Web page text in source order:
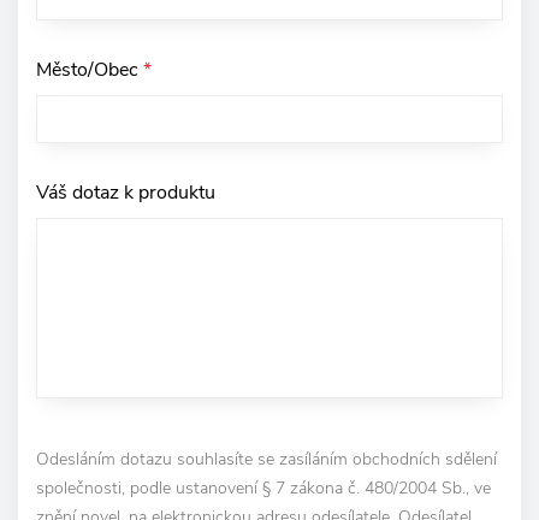
Město/Obec*
Váš dotaz k produktu
Odesláním dotazu souhlasíte se zasíláním obchodních sdělení
společnosti, podle ustanovení § 7 zákona č. 480/2004 Sb., ve